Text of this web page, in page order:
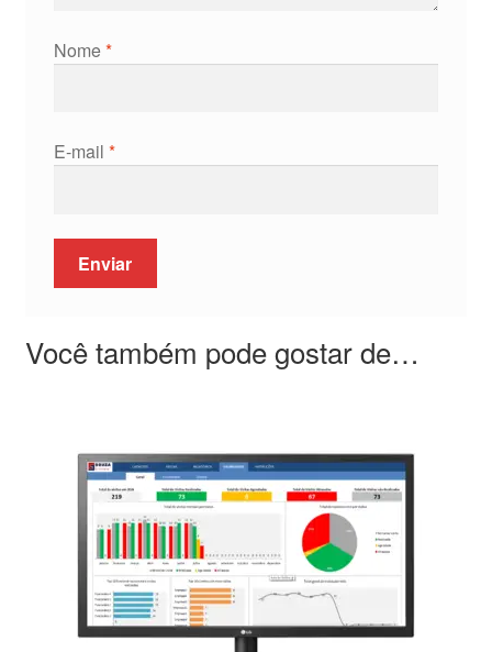
Nome*
E-mail *
Você também pode gostar de…